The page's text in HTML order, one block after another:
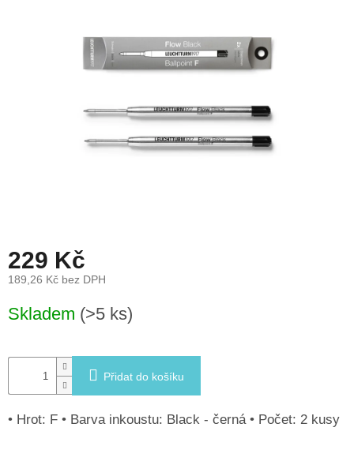
Přihlášení
229 Kč
189,26 Kč bez DPH
cena:
Skladem (>5 ks)
Přidat do košíku
• Hrot: F • Barva inkoustu: Black - černá • Počet: 2 kusy